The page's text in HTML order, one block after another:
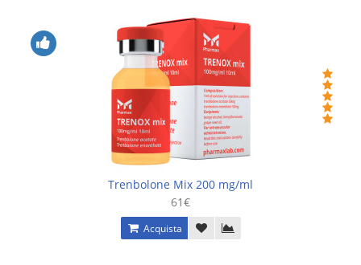
Trenbolone Mix 200 mg/ml
61€
Acquista